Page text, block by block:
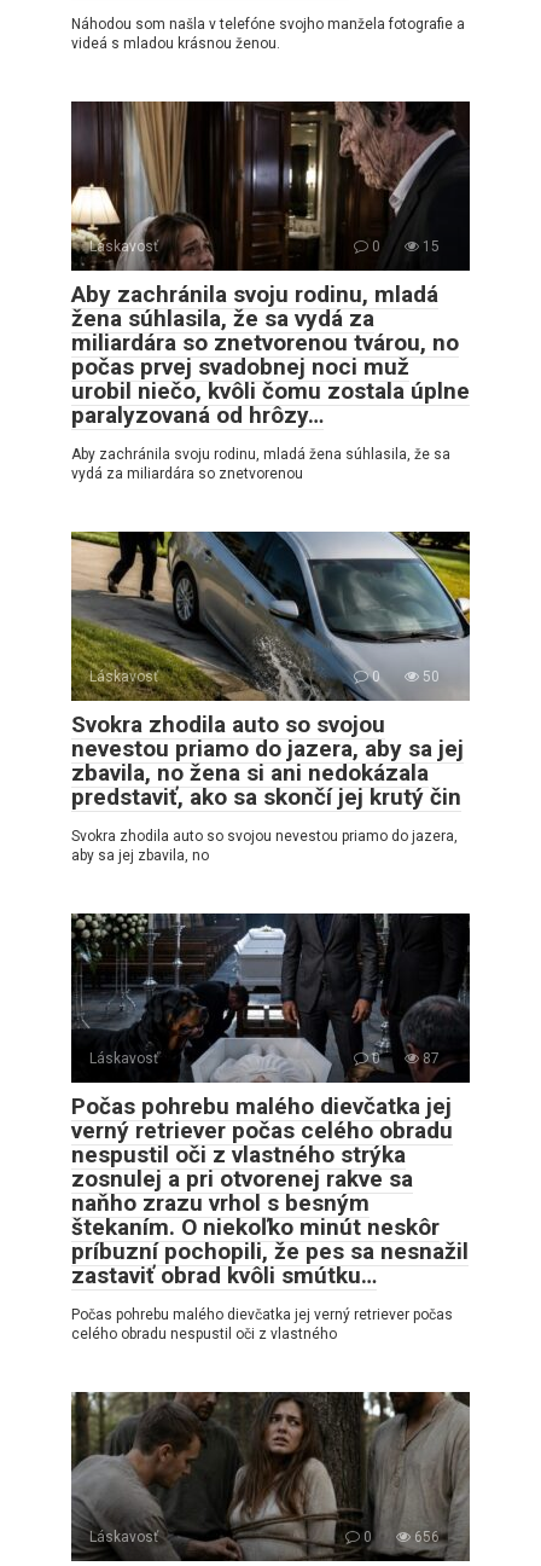
Náhodou som našla v telefóne svojho manžela fotografie a
videá s mladou krásnou ženou.
Láskavosť 0 15
Aby zachránila svoju rodinu, mladá
žena súhlasila, že sa vydá za
miliardára so znetvorenou tvárou, no
počas prvej svadobnej noci muž
urobil niečo, kvôli čomu zostala úplne
paralyzovaná od hrôzy…
Aby zachránila svoju rodinu, mladá žena súhlasila, že sa
vydá za miliardára so znetvorenou
Láskavosť 0 50
Svokra zhodila auto so svojou
nevestou priamo do jazera, aby sa jej
zbavila, no žena si ani nedokázala
predstaviť, ako sa skončí jej krutý čin
Svokra zhodila auto so svojou nevestou priamo do jazera,
aby sa jej zbavila, no
Láskavosť 0 87
Počas pohrebu malého dievčatka jej
verný retriever počas celého obradu
nespustil oči z vlastného strýka
zosnulej a pri otvorenej rakve sa
naňho zrazu vrhol s besným
štekaním. O niekoľko minút neskôr
príbuzní pochopili, že pes sa nesnažil
zastaviť obrad kvôli smútku…
Počas pohrebu malého dievčatka jej verný retriever počas
celého obradu nespustil oči z vlastného
Láskavosť 0 656